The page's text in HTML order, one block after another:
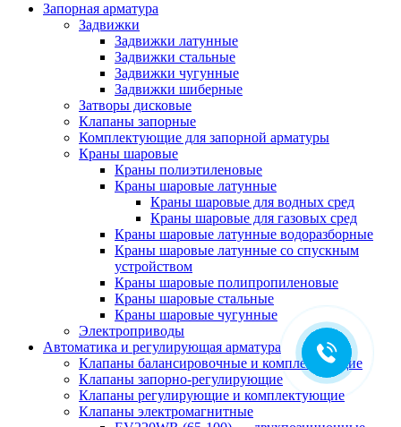
Запорная арматура
Задвижки
Задвижки латунные
Задвижки стальные
Задвижки чугунные
Задвижки шиберные
Затворы дисковые
Клапаны запорные
Комплектующие для запорной арматуры
Краны шаровые
Краны полиэтиленовые
Краны шаровые латунные
Краны шаровые для водных сред
Краны шаровые для газовых сред
Краны шаровые латунные водоразборные
Краны шаровые латунные со спускным
устройством
Краны шаровые полипропиленовые
Краны шаровые стальные
Краны шаровые чугунные
Электроприводы
Автоматика и регулирующая арматура
Клапаны балансировочные и комплектующие
Клапаны запорно-регулирующие
Клапаны регулирующие и комплектующие
Клапаны электромагнитные